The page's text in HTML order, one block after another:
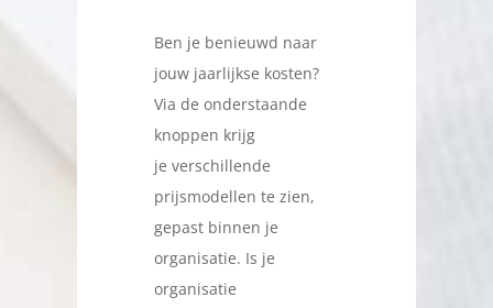
Ben je benieuwd naar
jouw jaarlijkse kosten?
Via de onderstaande
knoppen krijg
je verschillende
prijsmodellen te zien,
gepast binnen je
organisatie. Is je
organisatie